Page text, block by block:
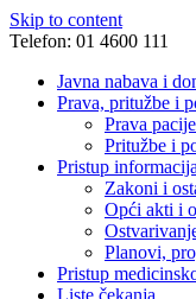
Skip to content
Telefon: 01 4600 111
Javna nabava i
Prava, pritužbe i
Prava
Pritužbe i
Pristup
Zakoni i
Opći akti i
Planovi,
Pristup
Liste čekanja